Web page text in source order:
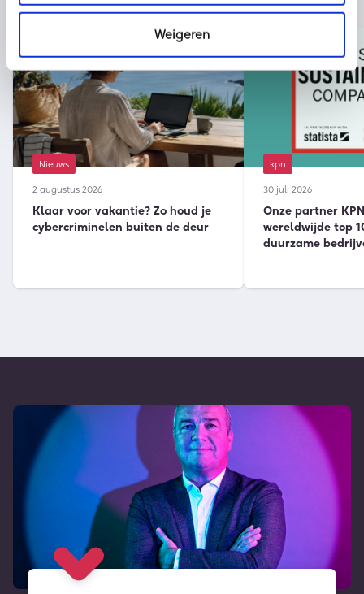
Weigeren
Nieuws
2 augustus 2026
Klaar voor vakantie? Zo houd je
cybercriminelen buiten de deur
kpn
30 juli 2026
Onze partner
wereldwijde top
duurzame